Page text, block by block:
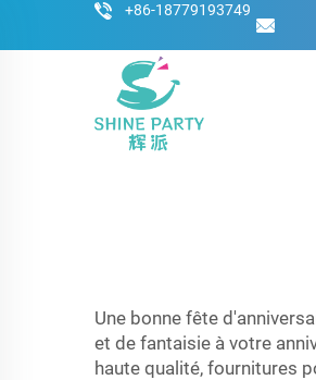
+86-18779193749
Une bonne fête
et de fantaisie à votre
haute qualité, fournitures